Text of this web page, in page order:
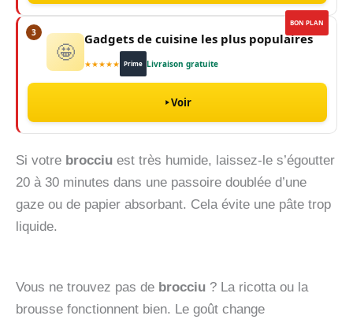
BON PLAN
3
🤩 Gadgets de cuisine les plus populaires
★★★★★ Prime Livraison gratuite
Voir
Si votre brocciu est très humide, laissez-le s’égoutter
20 à 30 minutes dans une passoire doublée d’une
gaze ou de papier absorbant. Cela évite une pâte trop
liquide.
Vous ne trouvez pas de brocciu ? La ricotta ou la
brousse fonctionnent bien. Le goût change